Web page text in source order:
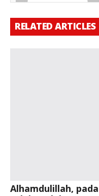
RELATED ARTICLES
Alhamdulillah,